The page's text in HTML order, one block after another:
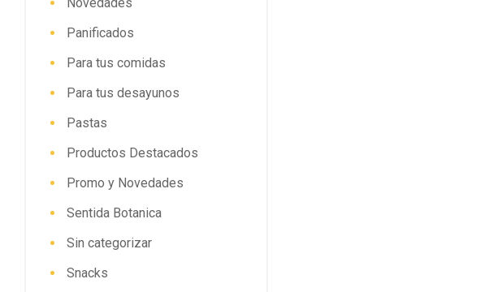
Panificados
Para tus comidas
Para tus desayunos
Pastas
Productos Destacados
Promo y Novedades
Sentida Botanica
Sin categorizar
Snacks